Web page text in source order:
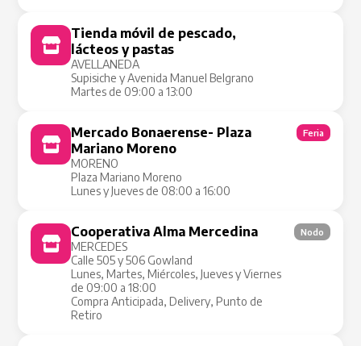
Tienda móvil de pescado,
lácteos y pastas
AVELLANEDA
Supisiche y Avenida Manuel Belgrano
Martes de 09:00 a 13:00
Mercado Bonaerense- Plaza
Mariano Moreno
MORENO
Plaza Mariano Moreno
Lunes y Jueves de 08:00 a 16:00
Feria
Cooperativa Alma Mercedina
MERCEDES
Calle 505 y 506 Gowland
Lunes, Martes, Miércoles, Jueves y Viernes
de 09:00 a 18:00
Compra Anticipada, Delivery, Punto de
Retiro
Nodo